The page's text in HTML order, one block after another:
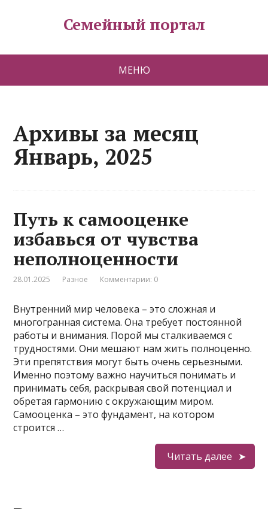
Семейный портал
МЕНЮ
Архивы за месяц
Январь, 2025
Путь к самооценке
избавься от чувства
неполноценности
28.01.2025 Разное Комментарии: 0
Внутренний мир человека – это сложная и
многогранная система. Она требует постоянной
работы и внимания. Порой мы сталкиваемся с
трудностями. Они мешают нам жить полноценно.
Эти препятствия могут быть очень серьезными.
Именно поэтому важно научиться понимать и
принимать себя, раскрывая свой потенциал и
обретая гармонию с окружающим миром.
Самооценка – это фундамент, на котором
строится …
Читать далее